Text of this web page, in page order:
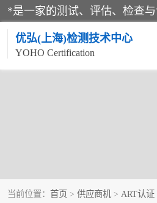
优弘(上海)检测技术中心
YOHO Certification
当前位置： 首页 > 供应商机 > ART认证